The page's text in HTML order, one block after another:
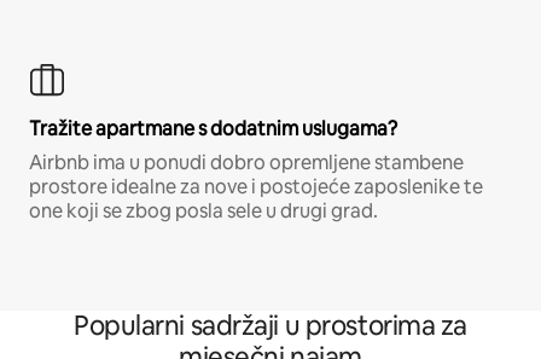
Tražite apartmane s dodatnim uslugama?
Airbnb ima u ponudi dobro opremljene stambene
prostore idealne za nove i postojeće zaposlenike te
one koji se zbog posla sele u drugi grad.
Popularni sadržaji u prostorima za